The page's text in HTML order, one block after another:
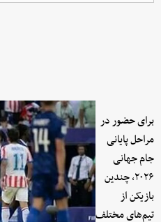
برای حضور در
مراحل پایانی
جام جهانی
۲۰۲۶، چندین
بازیکن از
تیم‌های مختلف